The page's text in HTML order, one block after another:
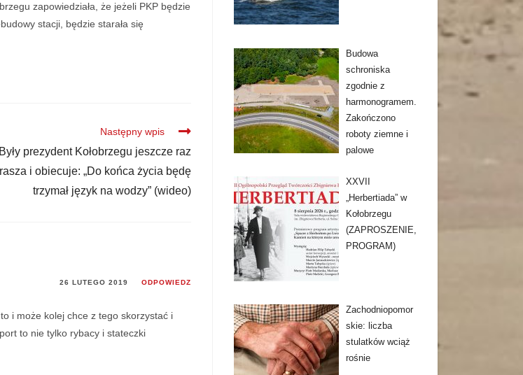
zapowiedziała, że jeżeli PKP będzie
stacji, będzie starała się
Następny wpis
Były prezydent Kołobrzegu jeszcze raz
i obiecuje: „Do końca życia będę
trzymał język na wodzy” (wideo)
26 LUTEGO 2019 ODPOWIEDZ
i może kolej chce z tego skorzystać i
to nie tylko rybacy i stateczki
Budowa
schroniska
zgodnie z
harmonogramem.
Zakończono
roboty ziemne i
palowe
XXVII
„Herbertiada” w
Kołobrzegu
(ZAPROSZENIE,
PROGRAM)
Zachodniopomor
skie: liczba
stulatków wciąż
rośnie